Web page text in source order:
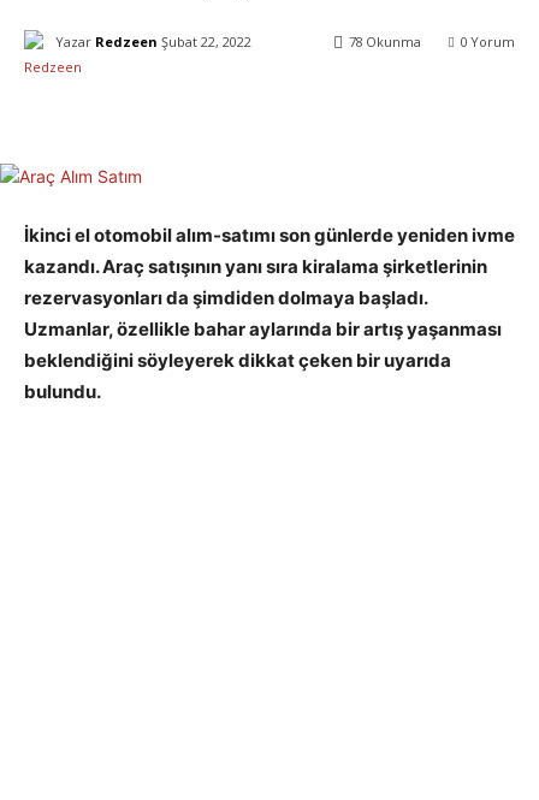
Yazar Redzeen Şubat 22, 2022 0 Yorum
78 Okunma
İkinci el otomobil alım-satımı son günlerde yeniden ivme
kazandı. Araç satışının yanı sıra kiralama şirketlerinin
rezervasyonları da şimdiden dolmaya başladı.
Uzmanlar, özellikle bahar aylarında bir artış yaşanması
beklendiğini söyleyerek dikkat çeken bir uyarıda
bulundu.